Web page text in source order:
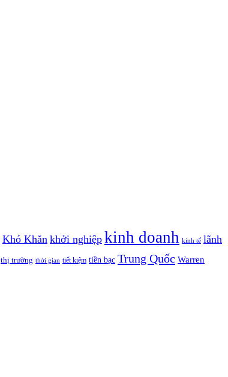
Khó Khăn khởi nghiệp kinh doanh kinh tế lãnh
thị trường thời gian tiết kiệm tiền bạc Trung Quốc Warren